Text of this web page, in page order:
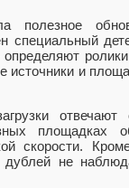
полезное
специальный
источники и
площадках
скорости.
не